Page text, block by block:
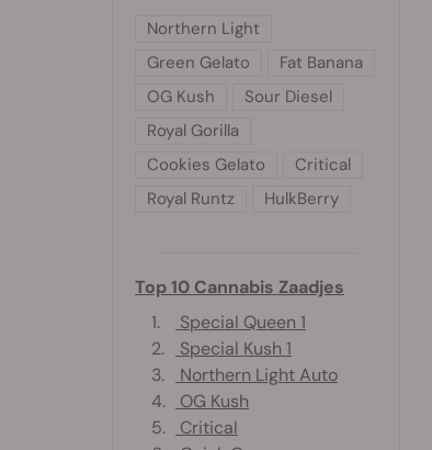
Northern Light
Green Gelato
Fat Banana
OG Kush
Sour Diesel
Royal Gorilla
Cookies Gelato
Critical
Royal Runtz
HulkBerry
Top 10 Cannabis Zaadjes
1.
Special Queen 1
2.
Special Kush 1
3.
Northern Light Auto
4.
OG Kush
5.
Critical